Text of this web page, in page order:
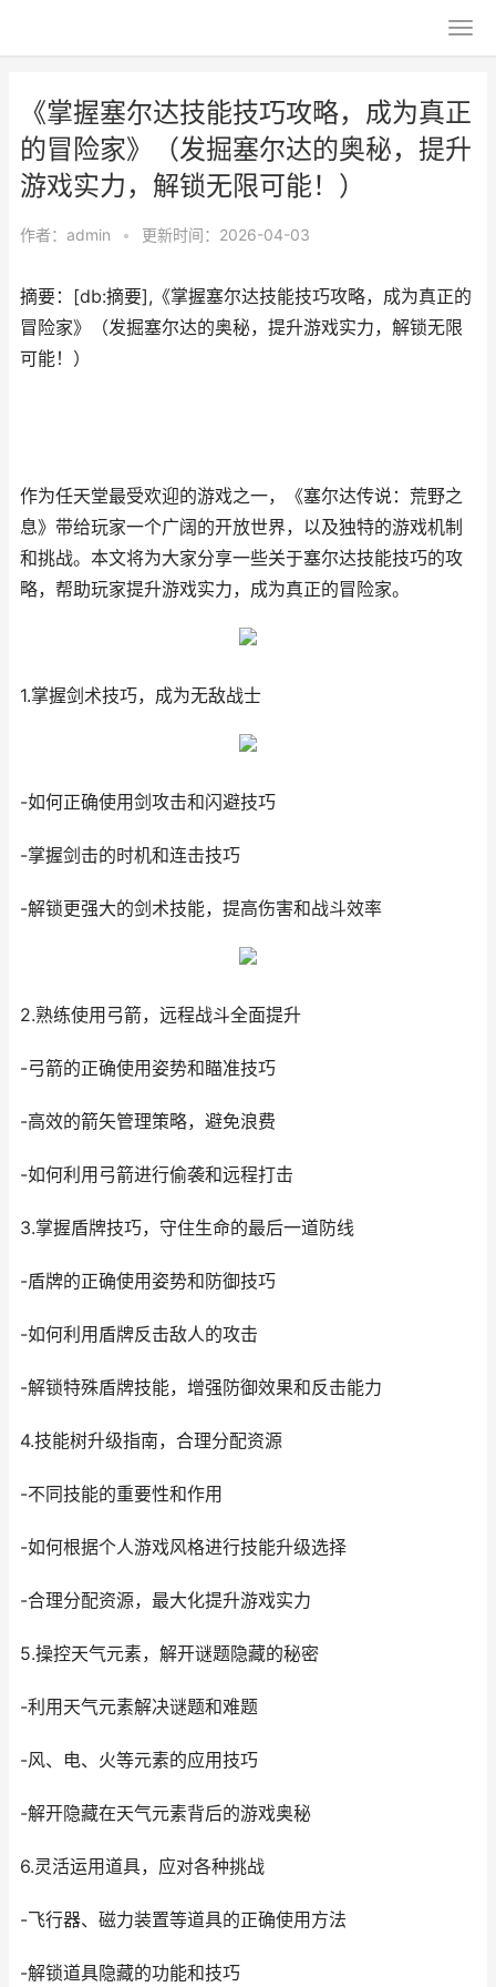
《掌握塞尔达技能技巧攻略，成为真正
的冒险家》（发掘塞尔达的奥秘，提升
游戏实力，解锁无限可能！）
作者： admin • 更新时间：2026-04-03
摘要：[db:摘要],《掌握塞尔达技能技巧攻略，成为真正的
冒险家》（发掘塞尔达的奥秘，提升游戏实力，解锁无限
可能！）
作为任天堂最受欢迎的游戏之一，《塞尔达传说：荒野之
息》带给玩家一个广阔的开放世界，以及独特的游戏机制
和挑战。本文将为大家分享一些关于塞尔达技能技巧的攻
略，帮助玩家提升游戏实力，成为真正的冒险家。
1.掌握剑术技巧，成为无敌战士
-如何正确使用剑攻击和闪避技巧
-掌握剑击的时机和连击技巧
-解锁更强大的剑术技能，提高伤害和战斗效率
2.熟练使用弓箭，远程战斗全面提升
-弓箭的正确使用姿势和瞄准技巧
-高效的箭矢管理策略，避免浪费
-如何利用弓箭进行偷袭和远程打击
3.掌握盾牌技巧，守住生命的最后一道防线
-盾牌的正确使用姿势和防御技巧
-如何利用盾牌反击敌人的攻击
-解锁特殊盾牌技能，增强防御效果和反击能力
4.技能树升级指南，合理分配资源
-不同技能的重要性和作用
-如何根据个人游戏风格进行技能升级选择
-合理分配资源，最大化提升游戏实力
5.操控天气元素，解开谜题隐藏的秘密
-利用天气元素解决谜题和难题
-风、电、火等元素的应用技巧
-解开隐藏在天气元素背后的游戏奥秘
6.灵活运用道具，应对各种挑战
-飞行器、磁力装置等道具的正确使用方法
-解锁道具隐藏的功能和技巧